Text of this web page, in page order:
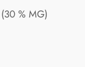
30 % MG)